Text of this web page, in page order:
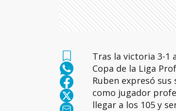
Tras la victoria 3-1
Copa de la Liga
Ruben expresó
como jugador
llegar a los 105 y